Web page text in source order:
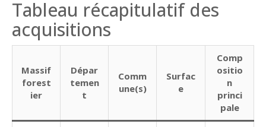
Tableau récapitulatif des
acquisitions
Massif
forest
ier
Dépar
temen
t
Comm
une(s)
Surfac
e
Comp
ositio
n
princi
pale